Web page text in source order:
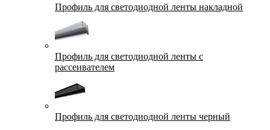
Профиль для светодиодной ленты накладной
Профиль для светодиодной ленты с
рассеивателем
Профиль для светодиодной ленты черный